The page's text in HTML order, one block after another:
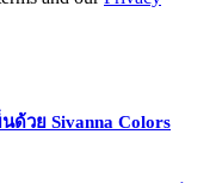
ด้วย Sivanna Colors